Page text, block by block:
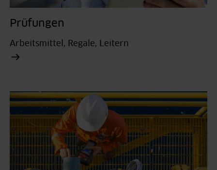
Prüfungen
Arbeitsmittel, Regale, Leitern